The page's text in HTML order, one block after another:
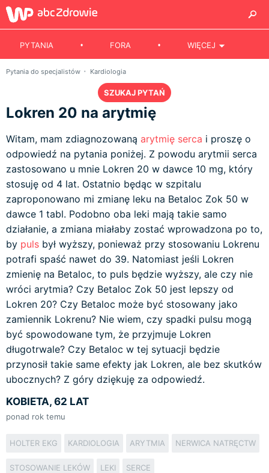
PYTANIA FORA WIĘCEJ
Pytania do specjalistów Kardiologia
SZUKAJ PYTAŃ
Lokren 20 na arytmię
Witam, mam zdiagnozowaną arytmię serca i proszę o
odpowiedź na pytania poniżej. Z powodu arytmii serca
zastosowano u mnie Lokren 20 w dawce 10 mg, który
stosuję od 4 lat. Ostatnio będąc w szpitalu
zaproponowano mi zmianę leku na Betaloc Zok 50 w
dawce 1 tabl. Podobno oba leki mają takie samo
działanie, a zmiana miałaby zostać wprowadzona po to,
by puls był wyższy, ponieważ przy stosowaniu Lokrenu
potrafi spaść nawet do 39. Natomiast jeśli Lokren
zmienię na Betaloc, to puls będzie wyższy, ale czy nie
wróci arytmia? Czy Betaloc Zok 50 jest lepszy od
Lokren 20? Czy Betaloc może być stosowany jako
zamiennik Lokrenu? Nie wiem, czy spadki pulsu mogą
być spowodowane tym, że przyjmuje Lokren
długotrwale? Czy Betaloc w tej sytuacji będzie
przynosił takie same efekty jak Lokren, ale bez skutków
ubocznych? Z góry dziękuję za odpowiedź.
KOBIETA, 62 LAT
ponad rok temu
HOLTER EKG KARDIOLOGIA ARYTMIA NERWICA NATRĘCTW
STOSOWANIE LEKÓW LEKI SERCE